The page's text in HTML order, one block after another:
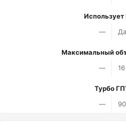
Использует
—
Да
Максимальный
—
Турбо
—